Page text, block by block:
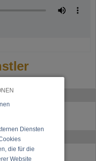
Diensten
die für die
Website